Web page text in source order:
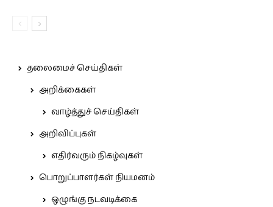
தலைமைச் செய்திகள்
அறிக்கைகள்
வாழ்த்துச் செய்திகள்
அறிவிப்புகள்
எதிர்வரும் நிகழ்வுகள்
பொறுப்பாளர்கள் நியமனம்
ஒழுங்கு நடவடிக்கை